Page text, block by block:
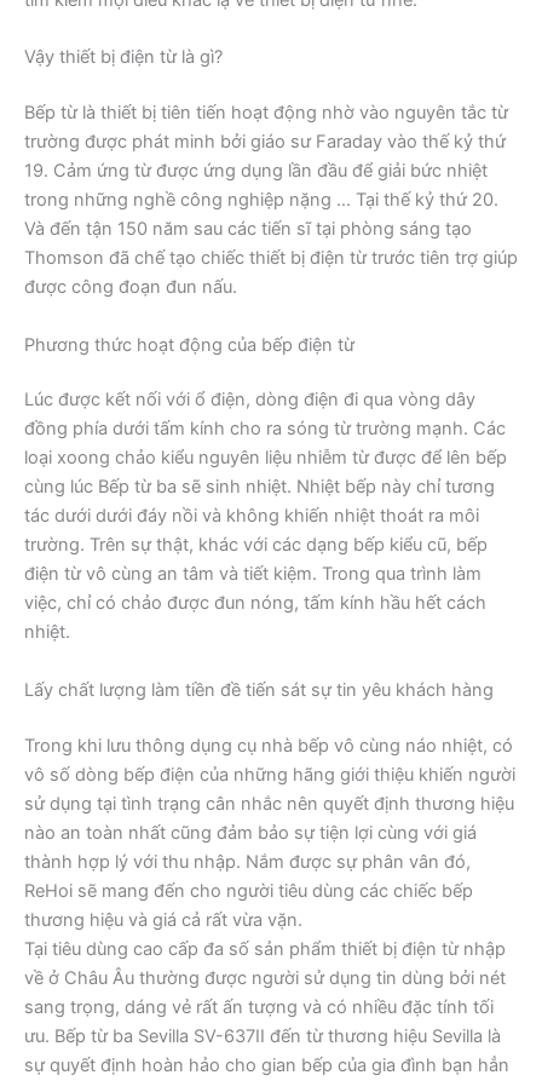
Vậy thiết bị điện từ là gì?
Bếp từ là thiết bị tiên tiến hoạt động nhờ vào nguyên tắc từ
trường được phát minh bởi giáo sư Faraday vào thế kỷ thứ
19. Cảm ứng từ được ứng dụng lần đầu để giải bức nhiệt
trong những nghề công nghiệp nặng … Tại thế kỷ thứ 20.
Và đến tận 150 năm sau các tiến sĩ tại phòng sáng tạo
Thomson đã chế tạo chiếc thiết bị điện từ trước tiên trợ giúp
được công đoạn đun nấu.
Phương thức hoạt động của bếp điện từ
Lúc được kết nối với ổ điện, dòng điện đi qua vòng dây
đồng phía dưới tấm kính cho ra sóng từ trường mạnh. Các
loại xoong chảo kiểu nguyên liệu nhiễm từ được để lên bếp
cùng lúc Bếp từ ba sẽ sinh nhiệt. Nhiệt bếp này chỉ tương
tác dưới dưới đáy nồi và không khiến nhiệt thoát ra môi
trường. Trên sự thật, khác với các dạng bếp kiểu cũ, bếp
điện từ vô cùng an tâm và tiết kiệm. Trong qua trình làm
việc, chỉ có chảo được đun nóng, tấm kính hầu hết cách
nhiệt.
Lấy chất lượng làm tiền đề tiến sát sự tin yêu khách hàng
Trong khi lưu thông dụng cụ nhà bếp vô cùng náo nhiệt, có
vô số dòng bếp điện của những hãng giới thiệu khiến người
sử dụng tại tình trạng cân nhắc nên quyết định thương hiệu
nào an toàn nhất cũng đảm bảo sự tiện lợi cùng với giá
thành hợp lý với thu nhập. Nắm được sự phân vân đó,
ReHoi sẽ mang đến cho người tiêu dùng các chiếc bếp
thương hiệu và giá cả rất vừa vặn.
Tại tiêu dùng cao cấp đa số sản phẩm thiết bị điện từ nhập
về ở Châu Âu thường được người sử dụng tin dùng bởi nét
sang trọng, dáng vẻ rất ấn tượng và có nhiều đặc tính tối
ưu. Bếp từ ba Sevilla SV-637II đến từ thương hiệu Sevilla là
sự quyết định hoàn hảo cho gian bếp của gia đình bạn hẳn